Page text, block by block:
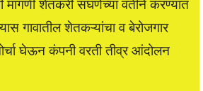
मागणी शेतकरी संघणेच्या वतीने करण्यात
गावातील शेतकऱ्यांचा व बेरोजगार
घेऊन कंपनी वरती तीव्र आंदोलन